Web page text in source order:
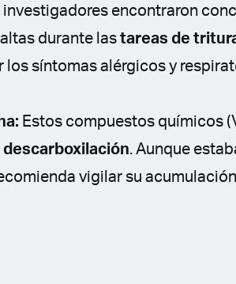
investigadores encontraron
durante lastareas de
los síntomas alérgicos y
Estos compuestos químicos
descarboxilación. Aunque
vigilar su